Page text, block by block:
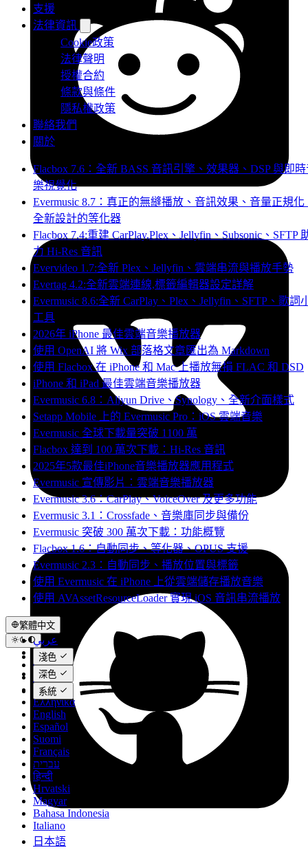
支援
法律資訊
Cookie政策
法律聲明
授權合約
條款與條件
隱私權政策
聯絡我們
關於
Flacbox 7.6：全新 BASS 音訊引擎、效果器、DSP 與即
樂視覺化
Evermusic 8.7：真正的無縫播放、音訊效果、音量正規化
全新設計的等化器
Flacbox 7.4:重建 CarPlay,Plex、Jellyfin、Subsonic、SFTP
力 Hi-Res 音訊
Evervideo 1.7:全新 Plex、Jellyfin、雲端串流與播放手勢
Evertag 4.2:全新雲端連線,標籤編輯器設定詳解
Evermusic 8.6:全新 CarPlay、Plex、Jellyfin、SFTP、歌詞
工具
2026年 iPhone 最佳雲端音樂播放器
使用 OpenAI 將 Wix 部落格文章匯出為 Markdown
使用 Flacbox 在 iPhone 和 Mac 上播放無損 FLAC 和 DSD
iPhone 和 iPad 最佳雲端音樂播放器
Evermusic 6.8：Aliyun Drive、Synology、全新介面樣式
Setapp Mobile 上的 Evermusic Pro：iOS 雲端音樂
Evermusic 全球下載量突破 1100 萬
Flacbox 達到 100 萬次下載：Hi-Res 音訊
2025年5款最佳iPhone音樂播放器應用程式
Evermusic 宣傳影片：雲端音樂播放器
Evermusic 3.6：CarPlay、VoiceOver 及更多功能
Evermusic 3.1：Crossfade、音樂庫同步與備份
Evermusic 突破 300 萬次下載：功能概覽
Flacbox 1.6：自動同步、等化器、OPUS 支援
Evermusic 2.3：自動同步、播放位置與標籤
使用 Evermusic 在 iPhone 上從雲端儲存播放音樂
使用 AVAssetResourceLoader 實現 iOS 音訊串流播放
繁體中文
عربي
Català
Čeština
Dansk
Deutsch
Ελληνικά
English
Español
Suomi
Français
עברית
हिन्दी
Hrvatski
Magyar
Bahasa Indonesia
Italiano
日本語
淺色
深色
系統